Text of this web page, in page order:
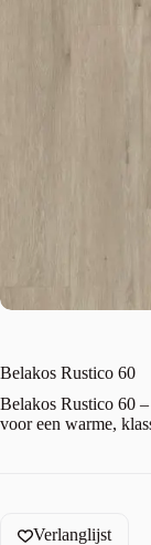
Belakos Rustico 60
Belakos Rustico 60
voor een warme,
Verlanglijst